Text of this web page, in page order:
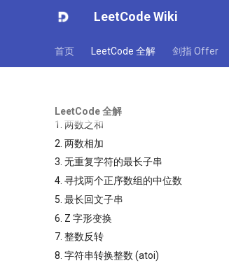
LeetCode Wiki
首页 LeetCode 全解 剑指 Offer
LeetCode 全解
1. 两数之和
2. 两数相加
3. 无重复字符的最长子串
4. 寻找两个正序数组的中位数
5. 最长回文子串
6. Z 字形变换
7. 整数反转
8. 字符串转换整数 (atoi)